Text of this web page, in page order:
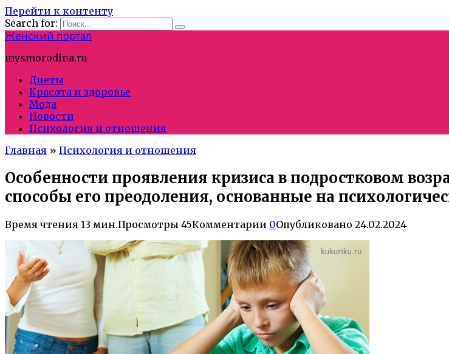
Перейти к контенту
Search for:
Женский портал
mysmorodina.ru
Диеты
Красота и здоровье
Мода
Новости
Психология и отношения
Главная » Психология и отношения
Особенности проявления кризиса в подростковом
способы его преодоления, основанные на
Время чтения 13 мин.Просмотры 45Комментарии 0Опубликовано 24.02.2024